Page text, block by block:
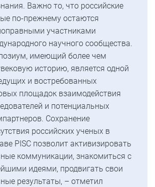
Важно то, что российские
по-прежнему остаются
участниками
научного сообщества.
имеющий более чем
историю, является одной
и востребованных
площадок взаимодействия
и потенциальных
Сохранение
российских ученых в
PISC позволит активизировать
коммуникации, знакомиться с
идеями, продвигать свои
результаты, – отметил